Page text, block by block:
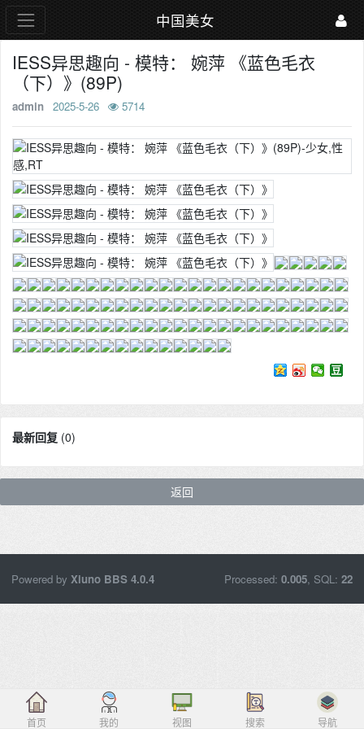
中国美女
首页 我的 视图 搜索 导航
IESS异思趣向 - 模特： 婉萍 《蓝色毛衣
（下）》(89P)
admin 2025-5-26 5714
最新回复 (0)
返回
Powered by Xiuno BBS 4.0.4 Processed: 0.005, SQL: 22